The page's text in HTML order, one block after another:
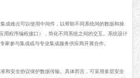
成难点可以使用中间件，以帮助不同系统间的数据和操
用程序编程接口），简化不同系统之间的交互。系统设计
参与集成或与专业集成服务供应商开展合作。
和安全协议保护数据传输。具体而言，可采用多层安全